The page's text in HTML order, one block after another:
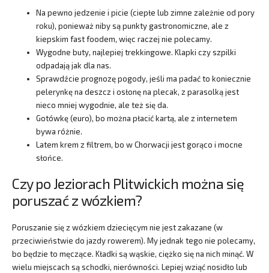
Na pewno jedzenie i picie (ciepłe lub zimne zależnie od pory
roku), ponieważ niby są punkty gastronomiczne, ale z
kiepskim fast foodem, więc raczej nie polecamy.
Wygodne buty, najlepiej trekkingowe. Klapki czy szpilki
odpadają jak dla nas.
Sprawdźcie prognozę pogody, jeśli ma padać to koniecznie
pelerynkę na deszcz i osłonę na plecak, z parasolką jest
nieco mniej wygodnie, ale też się da.
Gotówkę (euro), bo można płacić kartą, ale z internetem
bywa różnie.
Latem krem z filtrem, bo w Chorwacji jest gorąco i mocne
słońce.
Czy po Jeziorach Plitwickich można się
poruszać z wózkiem?
Poruszanie się z wózkiem dziecięcym nie jest zakazane (w
przeciwieństwie do jazdy rowerem). My jednak tego nie polecamy,
bo będzie to męczące. Kładki są wąskie, ciężko się na nich minąć. W
wielu miejscach są schodki, nierówności. Lepiej wziąć nosidło lub